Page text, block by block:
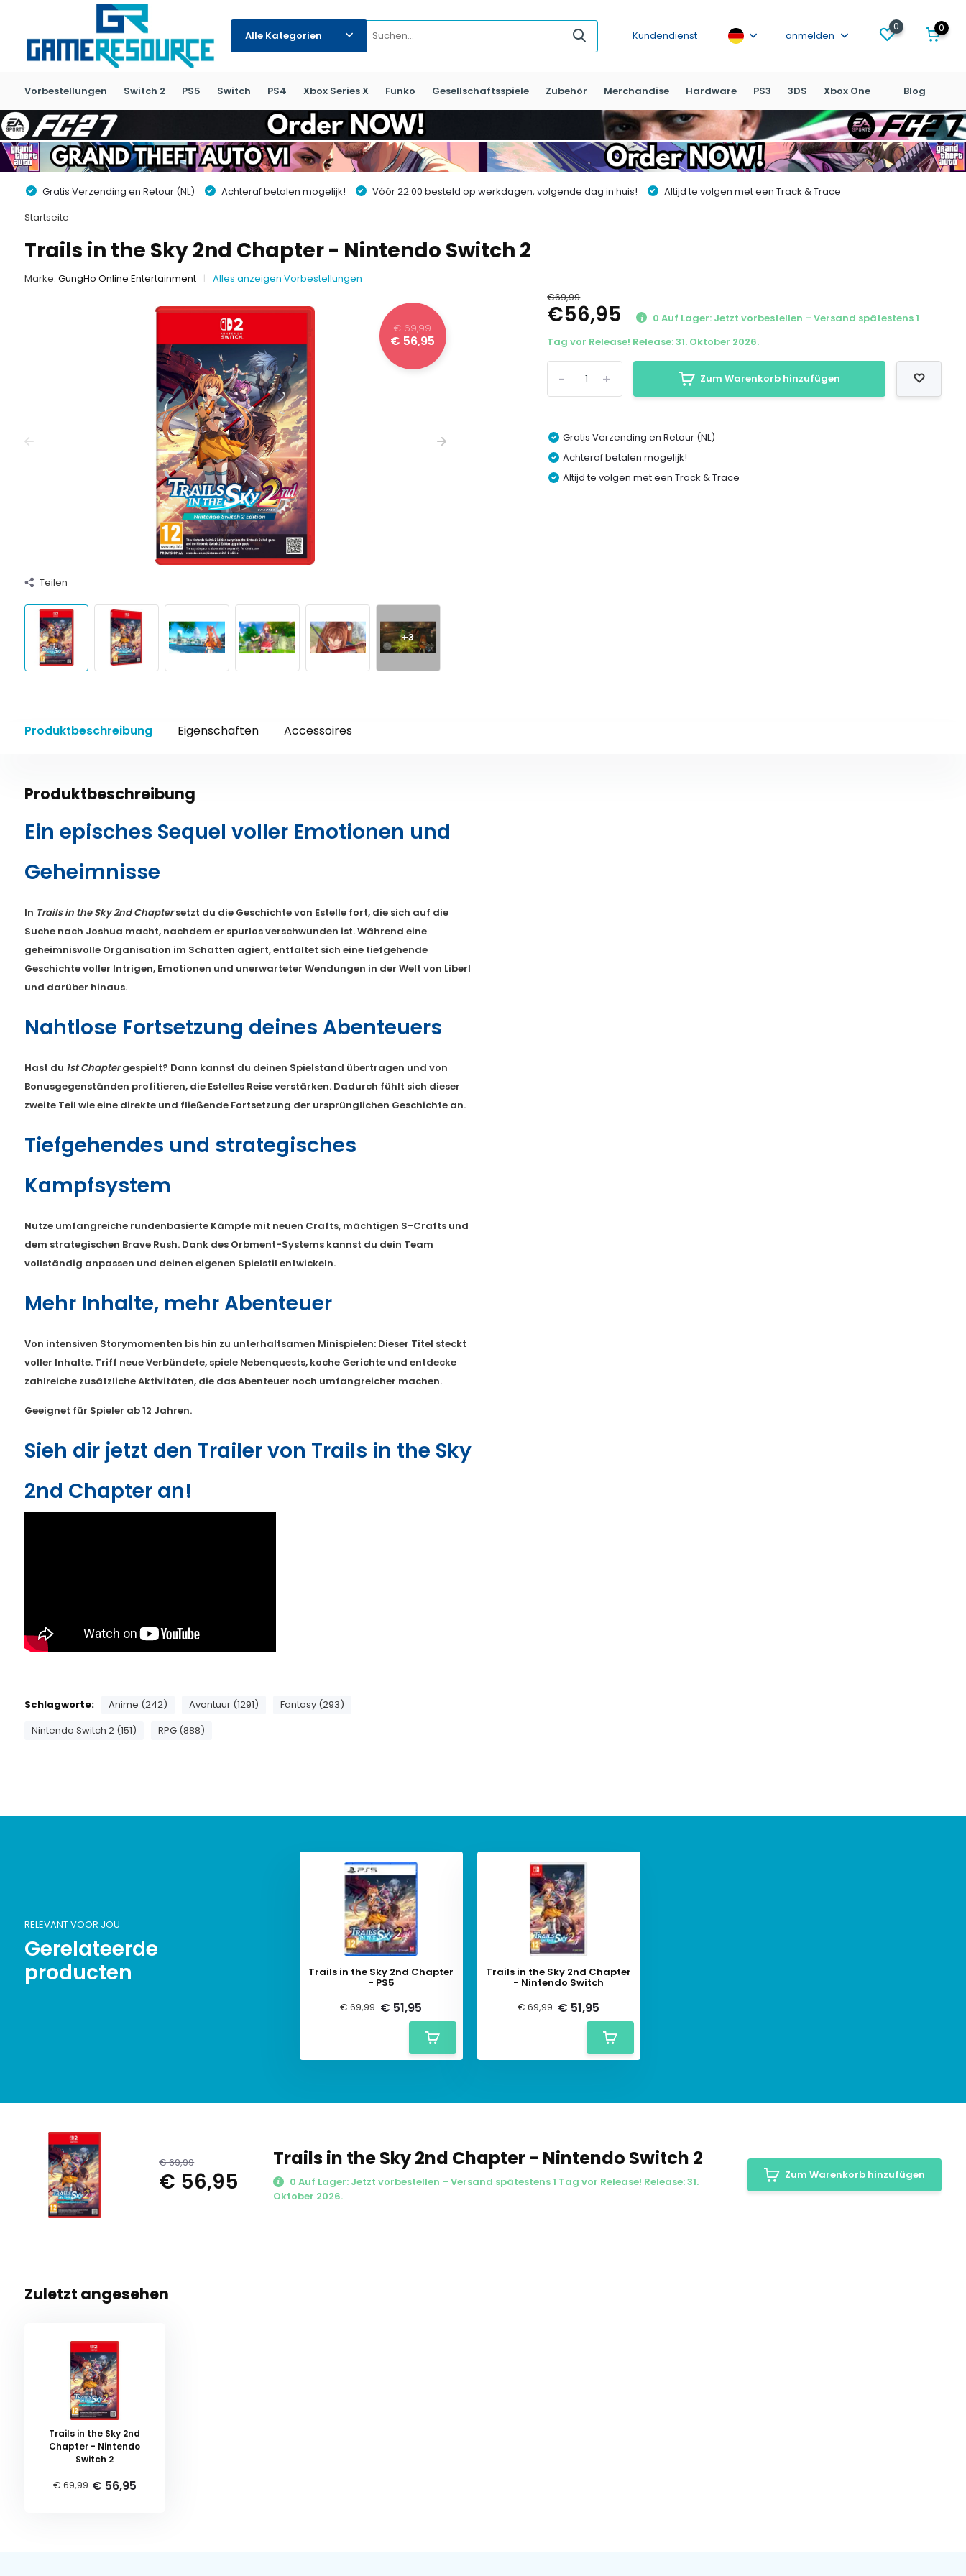
Alle Kategorien Kundendienst anmelden
0 0
Vorbestellungen Switch 2 PS5 Switch PS4 Xbox Series X Funko Gesellschaftsspiele Zubehör Merchandise Hardware PS3 3DS Xbox One Blog
Gratis Verzending en Retour (NL) Achteraf betalen mogelijk! Vóór 22:00 besteld op werkdagen, volgende dag in huis!
Altijd te volgen met een Track & Trace
Startseite
Trails in the Sky 2nd Chapter - Nintendo Switch 2
Marke: GungHo Online Entertainment Alles anzeigen Vorbestellungen
€ 69,99
€ 56,95
Teilen
+3
€69,99
€56,95
0 Auf Lager: Jetzt vorbestellen – Versand spätestens 1
Tag vor Release! Release: 31. Oktober 2026.
+
- Zum Warenkorb hinzufügen
Gratis Verzending en Retour (NL)
Achteraf betalen mogelijk!
Altijd te volgen met een Track & Trace
Produktbeschreibung Eigenschaften Accessoires
Produktbeschreibung
Ein episches Sequel voller Emotionen und
Geheimnisse
In Trails in the Sky 2nd Chaptersetzt du die Geschichte von Estelle fort, die sich auf die
Suche nach Joshua macht, nachdem er spurlos verschwunden ist. Während eine
geheimnisvolle Organisation im Schatten agiert, entfaltet sich eine tiefgehende
Geschichte voller Intrigen, Emotionen und unerwarteter Wendungen in der Welt von Liberl
und darüber hinaus.
Nahtlose Fortsetzung deines Abenteuers
Hast du 1st Chaptergespielt? Dann kannst du deinen Spielstand übertragen und von
Bonusgegenständen profitieren, die Estelles Reise verstärken. Dadurch fühlt sich dieser
zweite Teil wie eine direkte und fließende Fortsetzung der ursprünglichen Geschichte an.
Tiefgehendes und strategisches
Kampfsystem
Nutze umfangreiche rundenbasierte Kämpfe mit neuen Crafts, mächtigen S-Crafts und
dem strategischen Brave Rush. Dank des Orbment-Systems kannst du dein Team
vollständig anpassen und deinen eigenen Spielstil entwickeln.
Mehr Inhalte, mehr Abenteuer
Von intensiven Storymomenten bis hin zu unterhaltsamen Minispielen: Dieser Titel steckt
voller Inhalte. Triff neue Verbündete, spiele Nebenquests, koche Gerichte und entdecke
zahlreiche zusätzliche Aktivitäten, die das Abenteuer noch umfangreicher machen.
Geeignet für Spieler ab 12 Jahren.
Sieh dir jetzt den Trailer von Trails in the Sky
2nd Chapter an!
Schlagworte: Anime (242) Avontuur (1291)
Fantasy (293)
Nintendo Switch 2 (151)
RPG (888)
RELEVANT VOOR JOU
Gerelateerde
producten
Trails in the Sky 2nd Chapter
- PS5
€ 69,99 € 51,95
Trails in the Sky 2nd Chapter
- Nintendo Switch
€ 69,99 € 51,95
€ 69,99
€ 56,95
Trails in the Sky 2nd Chapter - Nintendo Switch 2
0 Auf Lager: Jetzt vorbestellen – Versand spätestens 1 Tag vor Release! Release: 31.
Oktober 2026.
Zum Warenkorb hinzufügen
Zuletzt angesehen
Trails in the Sky 2nd
Chapter - Nintendo
Switch 2
€ 69,99 € 56,95